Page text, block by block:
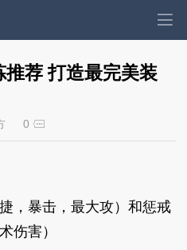
荐 打造最完美装
0
，暴击，最大攻）和惩戒
伤害）